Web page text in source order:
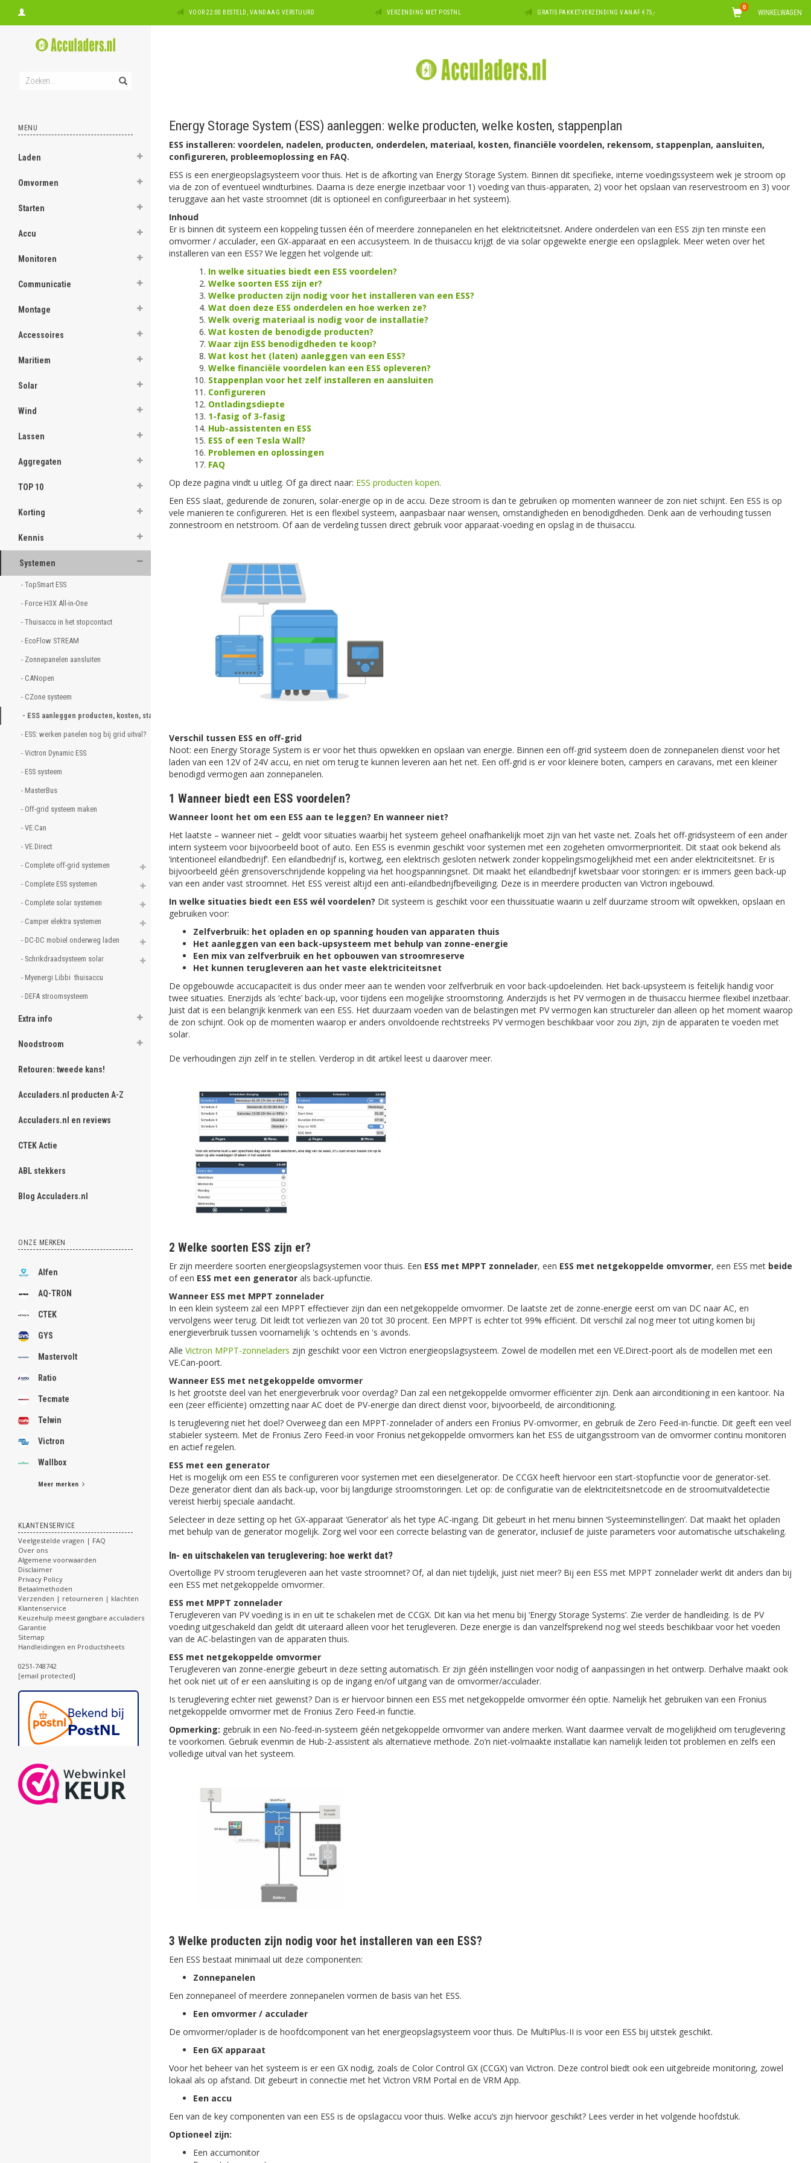
VOOR 22:00 BESTELD, VANDAAG VERSTUURD VERZENDING MET POSTNL GRATIS PAKKETVERZENDING VANAF €75,- WINKELWAGEN
0
MENU
Laden
Omvormen
Starten
Accu
Monitoren
Communicatie
Montage
Accessoires
Maritiem
Solar
Wind
Lassen
Aggregaten
TOP 10
Korting
Kennis
Systemen
- TopSmart ESS
- Force H3X All-in-One
- Thuisaccu in het stopcontact
- EcoFlow STREAM
- Zonnepanelen aansluiten
- CANopen
- CZone systeem
- ESS aanleggen producten, kosten, stappen
- ESS: werken panelen nog bij grid uitval?
- Victron Dynamic ESS
- ESS systeem
- MasterBus
- Off-grid systeem maken
- VE.Can
- VE.Direct
- Complete off-grid systemen
- Complete ESS systemen
- Complete solar systemen
- Camper elektra systemen
- DC-DC mobiel onderweg laden
- Schrikdraadsysteem solar
- Myenergi Libbi  thuisaccu
- DEFA stroomsysteem
Extra info
Noodstroom
Retouren: tweede kans!
Acculaders.nl producten A-Z
Acculaders.nl en reviews
CTEK Actie
ABL stekkers
Blog Acculaders.nl
ONZE MERKEN
Alfen
AQ-TRON
CTEK
GYS
Mastervolt
Ratio
Tecmate
Telwin
Victron
Wallbox
Meer merken
KLANTENSERVICE
Veelgestelde vragen | FAQ
Over ons
Algemene voorwaarden
Disclaimer
Privacy Policy
Betaalmethoden
Verzenden | retourneren | klachten
Klantenservice
Keuzehulp meest gangbare acculaders
Garantie
Sitemap
Handleidingen en Productsheets
0251-748742
[email protected]
Energy Storage System (ESS) aanleggen: welke producten, welke kosten, stappenplan
ESS installeren: voordelen, nadelen, producten, onderdelen, materiaal, kosten, financiële voordelen, rekensom, stappenplan, aansluiten,
configureren, probleemoplossing en FAQ.
ESS is een energieopslagsysteem voor thuis. Het is de afkorting van Energy Storage System. Binnen dit specifieke, interne voedingssysteem wek je stroom op
via de zon of eventueel windturbines. Daarna is deze energie inzetbaar voor 1) voeding van thuis-apparaten, 2) voor het opslaan van reservestroom en 3) voor
teruggave aan het vaste stroomnet (dit is optioneel en configureerbaar in het systeem).
Inhoud
Er is binnen dit systeem een koppeling tussen één of meerdere zonnepanelen en het elektriciteitsnet. Andere onderdelen van een ESS zijn ten minste een
omvormer / acculader, een GX-apparaat en een accusysteem. In de thuisaccu krijgt de via solar opgewekte energie een opslagplek. Meer weten over het
installeren van een ESS? We leggen het volgende uit:
In welke situaties biedt een ESS voordelen?
Welke soorten ESS zijn er?
Welke producten zijn nodig voor het installeren van een ESS?
Wat doen deze ESS onderdelen en hoe werken ze?
Welk overig materiaal is nodig voor de installatie?
Wat kosten de benodigde producten?
Waar zijn ESS benodigdheden te koop?
Wat kost het (laten) aanleggen van een ESS?
Welke financiële voordelen kan een ESS opleveren?
Stappenplan voor het zelf installeren en aansluiten
Configureren
Ontladingsdiepte
1-fasig of 3-fasig
Hub-assistenten en ESS
ESS of een Tesla Wall?
Problemen en oplossingen
FAQ
Op deze pagina vindt u uitleg. Of ga direct naar: ESS producten kopen.
Een ESS slaat, gedurende de zonuren, solar-energie op in de accu. Deze stroom is dan te gebruiken op momenten wanneer de zon niet schijnt. Een ESS is op
vele manieren te configureren. Het is een flexibel systeem, aanpasbaar naar wensen, omstandigheden en benodigdheden. Denk aan de verhouding tussen
zonnestroom en netstroom. Of aan de verdeling tussen direct gebruik voor apparaat-voeding en opslag in de thuisaccu.
Verschil tussen ESS en off-grid
Noot: een Energy Storage System is er voor het thuis opwekken en opslaan van energie. Binnen een off-grid systeem doen de zonnepanelen dienst voor het
laden van een 12V of 24V accu, en niet om terug te kunnen leveren aan het net. Een off-grid is er voor kleinere boten, campers en caravans, met een kleiner
benodigd vermogen aan zonnepanelen.
1 Wanneer biedt een ESS voordelen?
Wanneer loont het om een ESS aan te leggen? En wanneer niet?
Het laatste – wanneer niet – geldt voor situaties waarbij het systeem geheel onafhankelijk moet zijn van het vaste net. Zoals het off-gridsysteem of een ander
intern systeem voor bijvoorbeeld boot of auto. Een ESS is evenmin geschikt voor systemen met een zogeheten omvormerprioriteit. Dit staat ook bekend als
‘intentioneel eilandbedrijf’. Een eilandbedrijf is, kortweg, een elektrisch gesloten netwerk zonder koppelingsmogelijkheid met een ander elektriciteitsnet. Er is
bijvoorbeeld géén grensoverschrijdende koppeling via het hoogspanningsnet. Dit maakt het eilandbedrijf kwetsbaar voor storingen: er is immers geen back-up
van een ander vast stroomnet. Het ESS vereist altijd een anti-eilandbedrijfbeveiliging. Deze is in meerdere producten van Victron ingebouwd.
In welke situaties biedt een ESS wél voordelen? Dit systeem is geschikt voor een thuissituatie waarin u zelf duurzame stroom wilt opwekken, opslaan en
gebruiken voor:
Zelfverbruik: het opladen en op spanning houden van apparaten thuis
Het aanleggen van een back-upsysteem met behulp van zonne-energie
Een mix van zelfverbruik en het opbouwen van stroomreserve
Het kunnen terugleveren aan het vaste elektriciteitsnet
De opgebouwde accucapaciteit is dus onder meer aan te wenden voor zelfverbruik en voor back-updoeleinden. Het back-upsysteem is feitelijk handig voor
twee situaties. Enerzijds als ‘echte’ back-up, voor tijdens een mogelijke stroomstoring. Anderzijds is het PV vermogen in de thuisaccu hiermee flexibel inzetbaar.
Juist dat is een belangrijk kenmerk van een ESS. Het duurzaam voeden van de belastingen met PV vermogen kan structureler dan alleen op het moment waarop
de zon schijnt. Ook op de momenten waarop er anders onvoldoende rechtstreeks PV vermogen beschikbaar voor zou zijn, zijn de apparaten te voeden met
solar.
De verhoudingen zijn zelf in te stellen. Verderop in dit artikel leest u daarover meer.
2 Welke soorten ESS zijn er?
Er zijn meerdere soorten energieopslagsystemen voor thuis. Een ESS met MPPT zonnelader, een ESS met netgekoppelde omvormer, een ESS met beide
of een ESS met een generator als back-upfunctie.
Wanneer ESS met MPPT zonnelader
In een klein systeem zal een MPPT effectiever zijn dan een netgekoppelde omvormer. De laatste zet de zonne-energie eerst om van DC naar AC, en
vervolgens weer terug. Dit leidt tot verliezen van 20 tot 30 procent. Een MPPT is echter tot 99% efficiënt. Dit verschil zal nog meer tot uiting komen bij
energieverbruik tussen voornamelijk 's ochtends en 's avonds.
Alle Victron MPPT-zonneladers zijn geschikt voor een Victron energieopslagsysteem. Zowel de modellen met een VE.Direct-poort als de modellen met een
VE.Can-poort.
Wanneer ESS met netgekoppelde omvormer
Is het grootste deel van het energieverbruik voor overdag? Dan zal een netgekoppelde omvormer efficiënter zijn. Denk aan airconditioning in een kantoor. Na
een (zeer efficiënte) omzetting naar AC doet de PV-energie dan direct dienst voor, bijvoorbeeld, de airconditioning.
Is teruglevering niet het doel? Overweeg dan een MPPT-zonnelader of anders een Fronius PV-omvormer, en gebruik de Zero Feed-in-functie. Dit geeft een veel
stabieler systeem. Met de Fronius Zero Feed-in voor Fronius netgekoppelde omvormers kan het ESS de uitgangsstroom van de omvormer continu monitoren
en actief regelen.
ESS met een generator
Het is mogelijk om een ESS te configureren voor systemen met een dieselgenerator. De CCGX heeft hiervoor een start-stopfunctie voor de generator-set.
Deze generator dient dan als back-up, voor bij langdurige stroomstoringen. Let op: de configuratie van de elektriciteitsnetcode en de stroomuitvaldetectie
vereist hierbij speciale aandacht.
Selecteer in deze setting op het GX-apparaat ‘Generator’ als het type AC-ingang. Dit gebeurt in het menu binnen ‘Systeeminstellingen’. Dat maakt het opladen
met behulp van de generator mogelijk. Zorg wel voor een correcte belasting van de generator, inclusief de juiste parameters voor automatische uitschakeling.
In- en uitschakelen van teruglevering: hoe werkt dat?
Overtollige PV stroom terugleveren aan het vaste stroomnet? Of, al dan niet tijdelijk, juist niet meer? Bij een ESS met MPPT zonnelader werkt dit anders dan bij
een ESS met netgekoppelde omvormer.
ESS met MPPT zonnelader
Terugleveren van PV voeding is in en uit te schakelen met de CCGX. Dit kan via het menu bij ‘Energy Storage Systems’. Zie verder de handleiding. Is de PV
voeding uitgeschakeld dan geldt dit uiteraard alleen voor het terugleveren. Deze energie is dan vanzelfsprekend nog wel steeds beschikbaar voor het voeden
van de AC-belastingen van de apparaten thuis.
ESS met netgekoppelde omvormer
Terugleveren van zonne-energie gebeurt in deze setting automatisch. Er zijn géén instellingen voor nodig of aanpassingen in het ontwerp. Derhalve maakt ook
het ook niet uit of er een aansluiting is op de ingang en/of uitgang van de omvormer/acculader.
Is teruglevering echter niet gewenst? Dan is er hiervoor binnen een ESS met netgekoppelde omvormer één optie. Namelijk het gebruiken van een Fronius
netgekoppelde omvormer met de Fronius Zero Feed-in functie.
Opmerking: gebruik in een No-feed-in-systeem géén netgekoppelde omvormer van andere merken. Want daarmee vervalt de mogelijkheid om teruglevering
te voorkomen. Gebruik evenmin de Hub-2-assistent als alternatieve methode. Zo’n niet-volmaakte installatie kan namelijk leiden tot problemen en zelfs een
volledige uitval van het systeem.
3 Welke producten zijn nodig voor het installeren van een ESS?
Een ESS bestaat minimaal uit deze componenten:
Zonnepanelen
Een zonnepaneel of meerdere zonnepanelen vormen de basis van het ESS.
Een omvormer / acculader
De omvormer/oplader is de hoofdcomponent van het energieopslagsysteem voor thuis. De MultiPlus-II is voor een ESS bij uitstek geschikt.
Een GX apparaat
Voor het beheer van het systeem is er een GX nodig, zoals de Color Control GX (CCGX) van Victron. Deze control biedt ook een uitgebreide monitoring, zowel
lokaal als op afstand. Dit gebeurt in connectie met het Victron VRM Portal en de VRM App.
Een accu
Een van de key componenten van een ESS is de opslagaccu voor thuis. Welke accu’s zijn hiervoor geschikt? Lees verder in het volgende hoofdstuk.
Optioneel zijn:
Een accumonitor